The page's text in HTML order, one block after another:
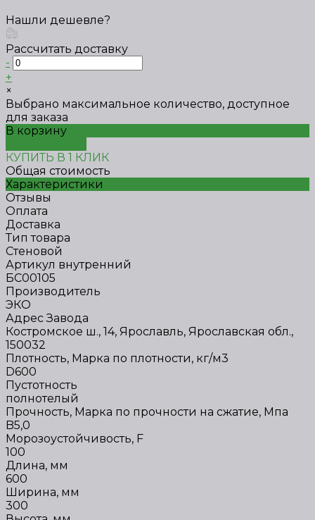
Нашли дешевле?
Рассчитать доставку
-
+
×
Выбрано максимальное количество, доступное
для заказа
В корзину
КУПИТЬ В 1 КЛИК
Общая стоимость
Характеристики
Отзывы
Оплата
Доставка
Тип товара
Стеновой
Артикул внутренний
БС00105
Производитель
ЭКО
Адрес Завода
Костромское ш., 14, Ярославль, Ярославская обл.,
150032
Плотность, Марка по плотности, кг/м3
D600
Пустотность
полнотелый
Прочность, Марка по прочности на сжатие, Мпа
B5,0
Морозоустойчивость, F
100
Длина, мм
600
Ширина, мм
300